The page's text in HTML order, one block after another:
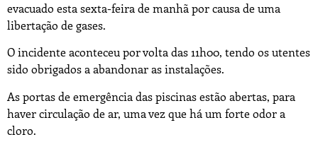
evacuado esta sexta-feira de manhã por causa de uma
libertação de gases.
O incidente aconteceu por volta das 11h00, tendo os utentes
sido obrigados a abandonar as instalações.
As portas de emergência das piscinas estão abertas, para
haver circulação de ar, uma vez que há um forte odor a
cloro.